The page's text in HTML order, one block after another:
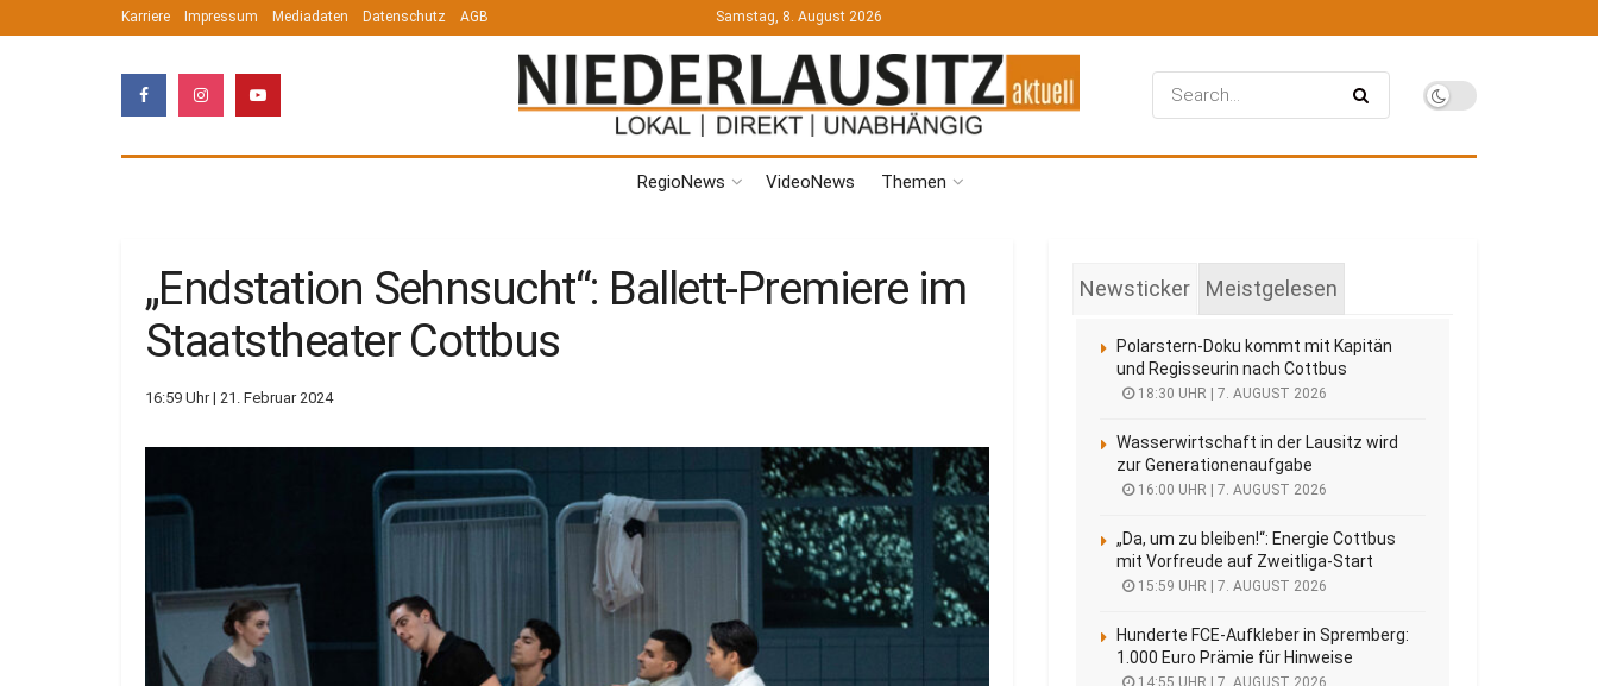
Karriere Impressum Mediadaten Datenschutz AGB Samstag, 8. August 2026
RegioNews VideoNews Themen
„Endstation Sehnsucht“: Ballett-Premiere im
Staatstheater Cottbus
16:59 Uhr | 21. Februar 2024
Newsticker Meistgelesen
Polarstern-Doku kommt mit Kapitän
und Regisseurin nach Cottbus
18:30 UHR | 7. AUGUST 2026
Wasserwirtschaft in der Lausitz wird
zur Generationenaufgabe
16:00 UHR | 7. AUGUST 2026
„Da, um zu bleiben!“: Energie Cottbus
mit Vorfreude auf Zweitliga-Start
15:59 UHR | 7. AUGUST 2026
Hunderte FCE-Aufkleber in Spremberg:
1.000 Euro Prämie für Hinweise
14:55 UHR | 7. AUGUST 2026